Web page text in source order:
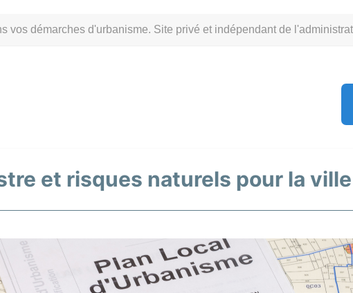
vos démarches d'urbanisme. Site privé et indépendant de
et risques naturels pour la